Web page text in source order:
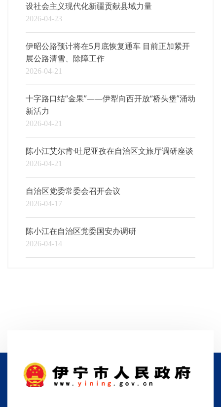
设社会主义现代化新疆贡献县域力量
2026-04-23
伊昭公路预计将在5月底恢复通车 目前正加紧开
展公路清雪、除障工作
2026-04-21
十字路口结“金果”——伊犁向西开放“桥头堡”涌动
新活力
2026-04-21
陈小江艾尔肯·吐尼亚孜在自治区文旅厅调研座谈
2026-04-21
自治区党委常委会召开会议
2026-04-17
陈小江在自治区党委国安办调研
2026-04-14